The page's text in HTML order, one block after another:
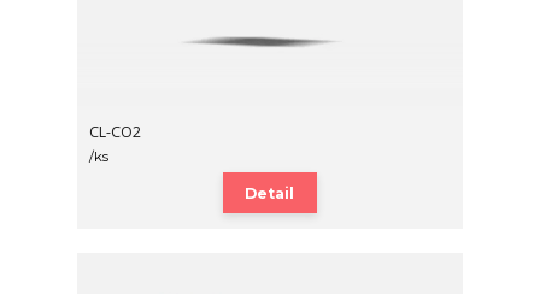
CL-CO2
/ks
Detail